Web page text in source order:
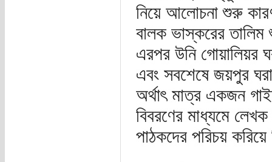
নিয়ে আলোচনা শুরু
বালক ভাস্করের তালিম
এরপর উনি গোয়ালিয়র
এবং সবশেষে জয়পুর
অর্থাৎ মাত্র একজন
বিবরণের মাধ্যমে লেখক
পাঠকদের পরিচয় করিয়ে